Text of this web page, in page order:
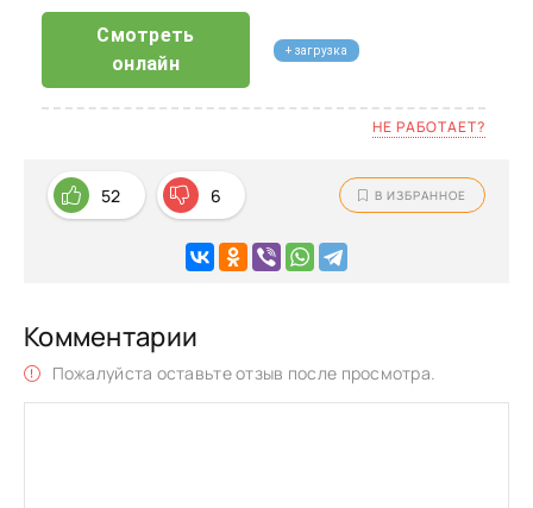
Смотреть
онлайн
+ загрузка
НЕ РАБОТАЕТ?
52 6 В ИЗБРАННОЕ
Комментарии
Пожалуйста оставьте отзыв после просмотра.